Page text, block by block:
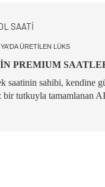
SAATİ
ÜRETİLEN LÜKS
PREMIUM
sahibi, kendine
tutkuyla tamamlanan